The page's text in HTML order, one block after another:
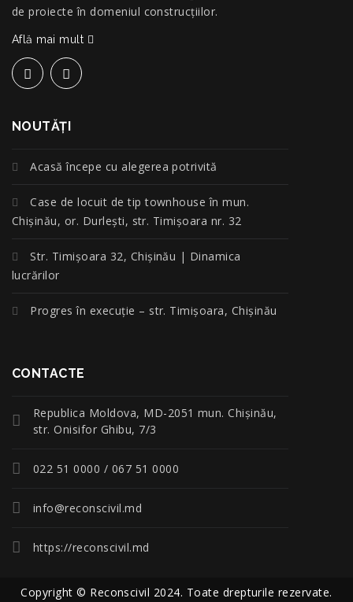
de proiecte în domeniul construcțiilor.
Află mai mult
NOUTĂŢI
Acasă începe cu alegerea potrivită
Case de locuit de tip townhouse în mun.
Chișinău, or. Durlești, str. Timișoara nr. 32
Str. Timișoara 32, Chișinău | Dinamica
lucrărilor
Progres în execuție – str. Timișoara, Chișinău
CONTACTE
Republica Moldova, MD-2051 mun. Chişinău,
str. Onisifor Ghibu, 7/3
022 51 0000 / 067 51 0000
info@reconscivil.md
https://reconscivil.md
Copyright © Reconscivil 2024. Toate drepturile rezervate.